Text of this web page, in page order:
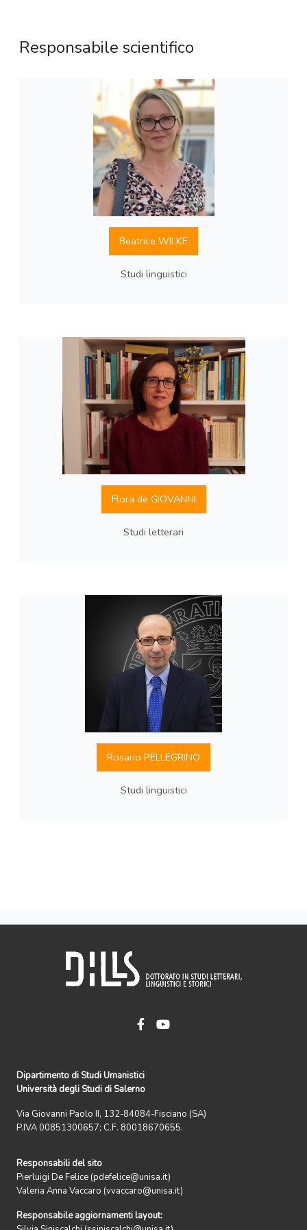
Responsabile scientifico
Beatrice WILKE
Studi linguistici
Flora de GIOVANNI
Studi letterari
Rosario PELLEGRINO
Studi linguistici
Dipartimento di Studi Umanistici
Università degli Studi di Salerno
Via Giovanni Paolo II, 132-84084-Fisciano (SA)
P.IVA 00851300657; C.F. 80018670655.
Responsabili del sito
Pierluigi De Felice (pdefelice@unisa.it)
Valeria Anna Vaccaro (vvaccaro@unisa.it)
Responsabile aggiornamenti layout: